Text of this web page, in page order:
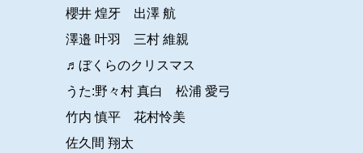
櫻井 煌牙 出澤 航
澤邉 叶羽 三村 維親
♬ぼくらのクリスマス
うた:野々村 真白 松浦 愛弓
竹内 慎平 花村怜美
佐久間 翔太